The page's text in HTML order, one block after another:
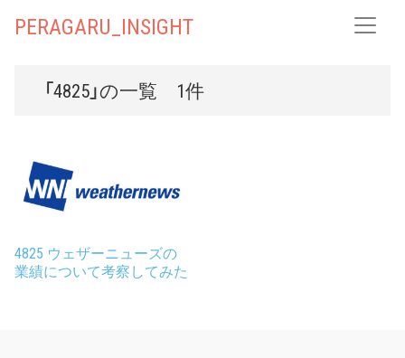
PERAGARU_INSIGHT
「4825」の一覧 1件
4825 ウェザーニューズの
業績について考察してみた